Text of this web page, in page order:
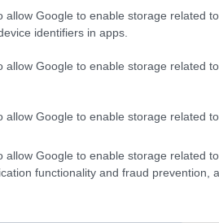
allow Google to enable storage related
identifiers in apps.
allow Google to enable storage related
allow Google to enable storage related
allow Google to enable storage related
functionality and fraud prevention,
los que más se devaluaron.
y en febrero ha perdido 4,6
23 y esto ha hecho que baje la
4,1 millones. El crack amarillo no
perdió Memphis Depay, quien sin
buena racha de resultados y esta
Soler, quien bajó su cotización en